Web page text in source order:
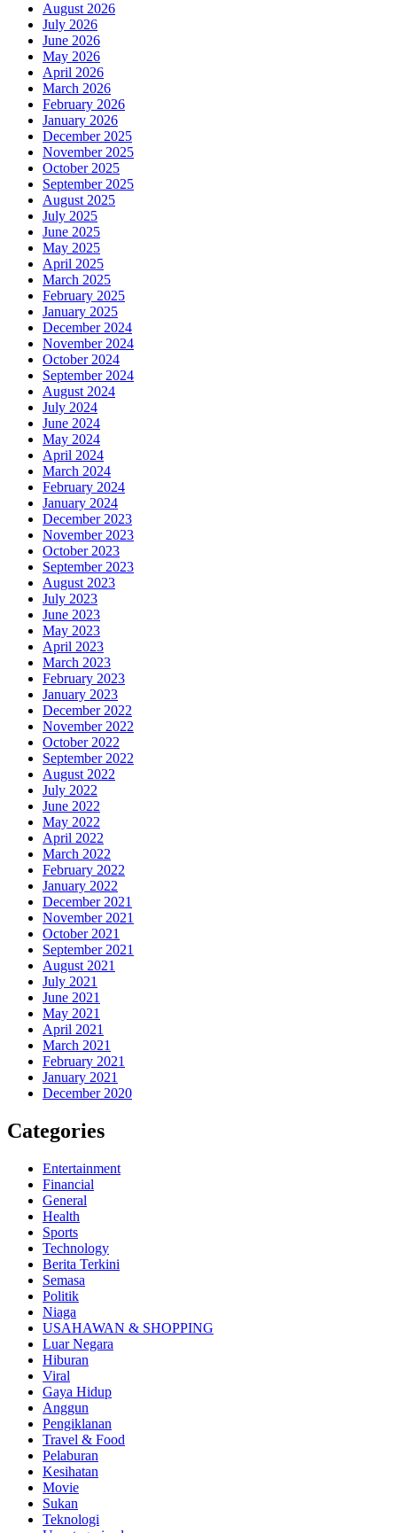
August 2026
July 2026
June 2026
May 2026
April 2026
March 2026
February 2026
January 2026
December 2025
November 2025
October 2025
September 2025
August 2025
July 2025
June 2025
May 2025
April 2025
March 2025
February 2025
January 2025
December 2024
November 2024
October 2024
September 2024
August 2024
July 2024
June 2024
May 2024
April 2024
March 2024
February 2024
January 2024
December 2023
November 2023
October 2023
September 2023
August 2023
July 2023
June 2023
May 2023
April 2023
March 2023
February 2023
January 2023
December 2022
November 2022
October 2022
September 2022
August 2022
July 2022
June 2022
May 2022
April 2022
March 2022
February 2022
January 2022
December 2021
November 2021
October 2021
September 2021
August 2021
July 2021
June 2021
May 2021
April 2021
March 2021
February 2021
January 2021
December 2020
Categories
Entertainment
Financial
General
Health
Sports
Technology
Berita Terkini
Semasa
Politik
Niaga
USAHAWAN & SHOPPING
Luar Negara
Hiburan
Viral
Gaya Hidup
Anggun
Pengiklanan
Travel & Food
Pelaburan
Kesihatan
Movie
Sukan
Teknologi